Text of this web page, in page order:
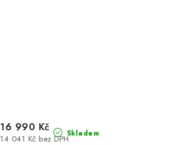
Skladem
14 041 Kč bez DPH
16 990 Kč